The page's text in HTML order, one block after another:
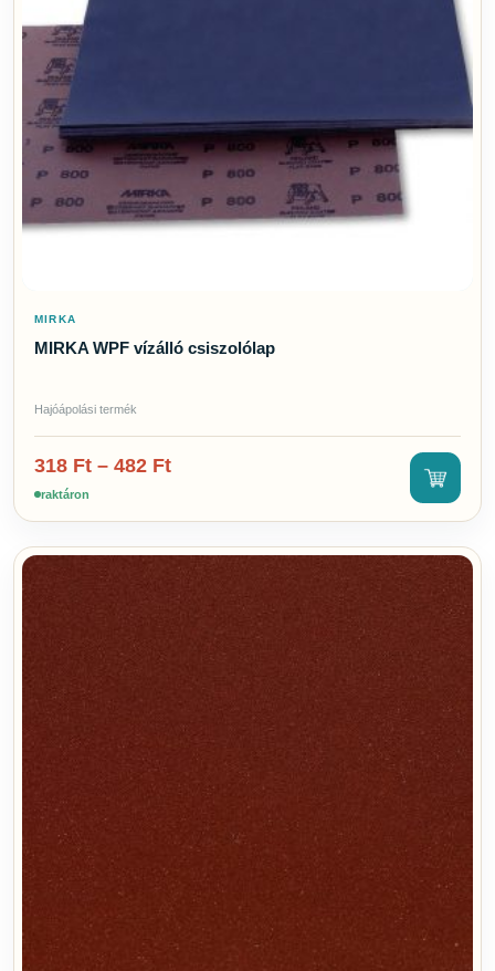
MIRKA
MIRKA WPF vízálló csiszolólap
Hajóápolási termék
318 Ft – 482 Ft
raktáron